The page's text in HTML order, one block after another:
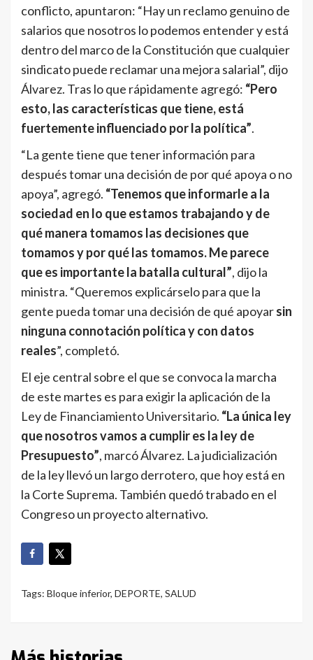
conflicto, apuntaron: “Hay un reclamo genuino de
salarios que nosotros lo podemos entender y está
dentro del marco de la Constitución que cualquier
sindicato puede reclamar una mejora salarial”, dijo
Álvarez. Tras lo que rápidamente agregó: “Pero
esto, las características que tiene, está
fuertemente influenciado por la política”.
“La gente tiene que tener información para
después tomar una decisión de por qué apoya o no
apoya”, agregó. “Tenemos que informarle a la
sociedad en lo que estamos trabajando y de
qué manera tomamos las decisiones que
tomamos y por qué las tomamos. Me parece
que es importante la batalla cultural”, dijo la
ministra. “Queremos explicárselo para que la
gente pueda tomar una decisión de qué apoyarsin
ninguna connotación política y con datos
reales”, completó.
El eje central sobre el que se convoca la marcha
de este martes es para exigir la aplicación de la
Ley de Financiamiento Universitario. “La única ley
que nosotros vamos a cumplir es la ley de
Presupuesto”, marcó Álvarez. La judicialización
de la ley llevó un largo derrotero, que hoy está en
la Corte Suprema. También quedó trabado en el
Congreso un proyecto alternativo.
Tags: Bloque inferior, DEPORTE, SALUD